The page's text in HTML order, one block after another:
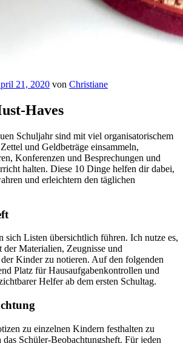
21, 2020 von Christiane
Haves
Schuljahr sind mit viel organisatorischem
und Geldbeträge einsammeln,
Konferenzen und Besprechungen und
halten. Diese 10 Dinge helfen dir dabei,
und erleichtern den täglichen
sich Listen übersichtlich führen. Ich nutze es,
Materialien, Zeugnisse und
Kinder zu notieren. Auf den folgenden
Platz für Hausaufgabenkontrollen und
Helfer ab dem ersten Schultag.
zu einzelnen Kindern festhalten zu
Schüler-Beobachtungsheft. Für jeden